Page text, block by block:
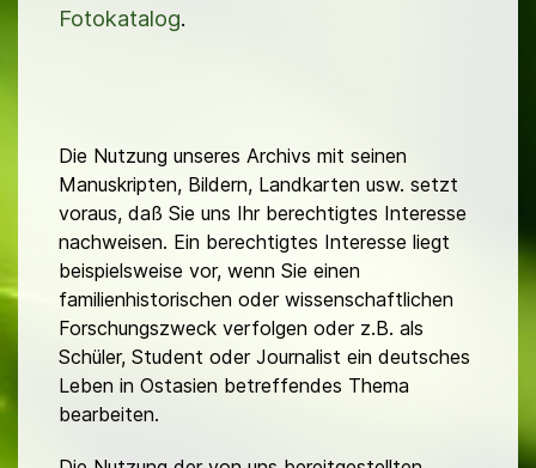
Fotokatalog.
Die Nutzung unseres Archivs mit seinen
Manuskripten, Bildern, Landkarten usw. setzt
voraus, daß Sie uns Ihr berechtigtes Interesse
nachweisen. Ein berechtigtes Interesse liegt
beispielsweise vor, wenn Sie einen
familienhistorischen oder wissenschaftlichen
Forschungszweck verfolgen oder z.B. als
Schüler, Student oder Journalist ein deutsches
Leben in Ostasien betreffendes Thema
bearbeiten.